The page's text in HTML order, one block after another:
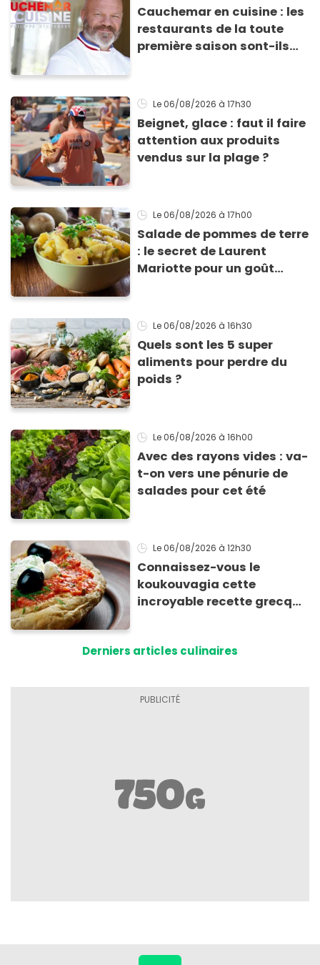
Cauchemar en cuisine : les
restaurants de la toute
première saison sont-ils
Le 06/08/2026 à 17h30
Beignet, glace : faut il faire
attention aux produits
vendus sur la plage ?
Le 06/08/2026 à 17h00
Salade de pommes de terre
: le secret de Laurent
Mariotte pour un goût
Le 06/08/2026 à 16h30
Quels sont les 5 super
aliments pour perdre du
poids ?
Le 06/08/2026 à 16h00
Avec des rayons vides : va-
t-on vers une pénurie de
salades pour cet été
Le 06/08/2026 à 12h30
Connaissez-vous le
koukouvagia cette
incroyable recette grecque
Derniers articles culinaires